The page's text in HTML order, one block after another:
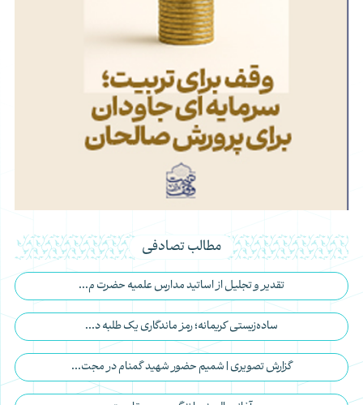
مطالب تصادفی
تقدیر و تجلیل از اساتید مدارس علمیه حضرت م...
ساده‌زیستی کریمانه؛ رمز ماندگاری یک طلبه د...
گزارش تصویری | شمیم حضور شهید گمنام در مجت...